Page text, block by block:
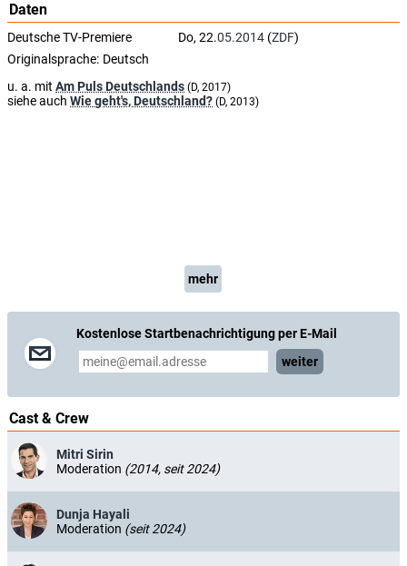
Daten
Deutsche TV-Premiere Do, 22.05.2014 (ZDF)
Originalsprache: Deutsch
u. a. mit Am Puls Deutschlands (D, 2017)
siehe auch Wie geht's, Deutschland? (D, 2013)
mehr
Kostenlose Startbenachrichtigung per E-Mail
weiter
Cast & Crew
Mitri Sirin
Moderation (2014, seit 2024)
Dunja Hayali
Moderation (seit 2024)